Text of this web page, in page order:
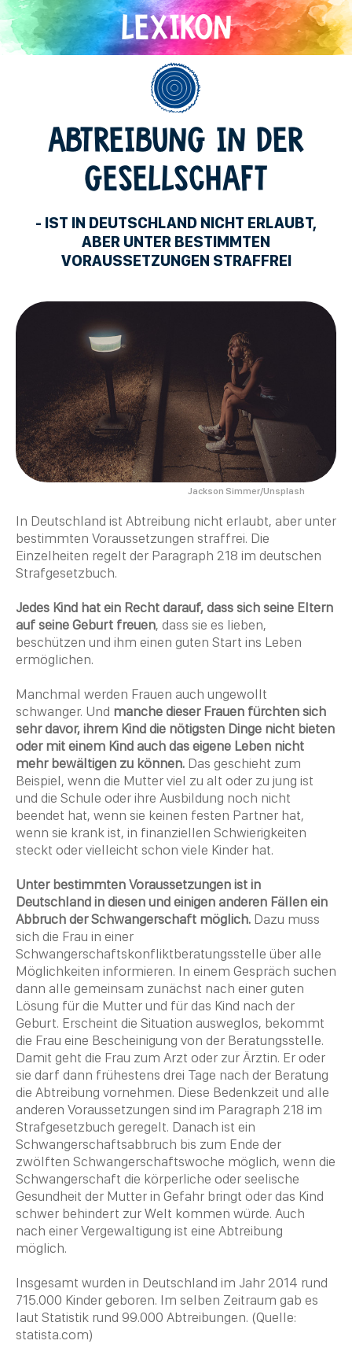
Direkt
zum
Inhalt
ABTREIBUNG IN DER
GESELLSCHAFT
- IST IN DEUTSCHLAND NICHT ERLAUBT,
ABER UNTER BESTIMMTEN
VORAUSSETZUNGEN STRAFFREI
Jackson Simmer/Unsplash
In Deutschland ist Abtreibung nicht erlaubt, aber unter
bestimmten Voraussetzungen straffrei. Die
Einzelheiten regelt der Paragraph 218 im deutschen
Strafgesetzbuch.
Jedes Kind hat ein Recht darauf, dass sich seine Eltern
auf seine Geburt freuen, dass sie es lieben,
beschützen und ihm einen guten Start ins Leben
ermöglichen.
Manchmal werden Frauen auch ungewollt
schwanger. Und manche dieser Frauen fürchten sich
sehr davor, ihrem Kind die nötigsten Dinge nicht bieten
oder mit einem Kind auch das eigene Leben nicht
mehr bewältigen zu können. Das geschieht zum
Beispiel, wenn die Mutter viel zu alt oder zu jung ist
und die Schule oder ihre Ausbildung noch nicht
beendet hat, wenn sie keinen festen Partner hat,
wenn sie krank ist, in finanziellen Schwierigkeiten
steckt oder vielleicht schon viele Kinder hat.
Unter bestimmten Voraussetzungen ist in
Deutschland in diesen und einigen anderen Fällen ein
Abbruch der Schwangerschaft möglich. Dazu muss
sich die Frau in einer
Schwangerschaftskonfliktberatungsstelle über alle
Möglichkeiten informieren. In einem Gespräch suchen
dann alle gemeinsam zunächst nach einer guten
Lösung für die Mutter und für das Kind nach der
Geburt. Erscheint die Situation ausweglos, bekommt
die Frau eine Bescheinigung von der Beratungsstelle.
Damit geht die Frau zum Arzt oder zur Ärztin. Er oder
sie darf dann frühestens drei Tage nach der Beratung
die Abtreibung vornehmen. Diese Bedenkzeit und alle
anderen Voraussetzungen sind im Paragraph 218 im
Strafgesetzbuch geregelt. Danach ist ein
Schwangerschaftsabbruch bis zum Ende der
zwölften Schwangerschaftswoche möglich, wenn die
Schwangerschaft die körperliche oder seelische
Gesundheit der Mutter in Gefahr bringt oder das Kind
schwer behindert zur Welt kommen würde. Auch
nach einer Vergewaltigung ist eine Abtreibung
möglich.
Insgesamt wurden in Deutschland im Jahr 2014 rund
715.000 Kinder geboren. Im selben Zeitraum gab es
laut Statistik rund 99.000 Abtreibungen. (Quelle:
statista.com)